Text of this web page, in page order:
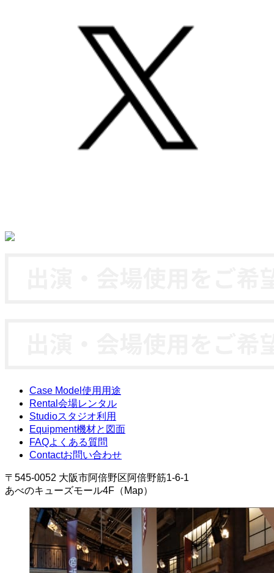
Case Model 使用用途
Rental 会場レンタル
Studioスタジオ利用
Equipment機材と図面
FAQよくある質問
Contactお問い合わせ
〒545-0052 大阪市阿倍野区阿倍野筋1-6-1
あべのキューズモール4F（Map）